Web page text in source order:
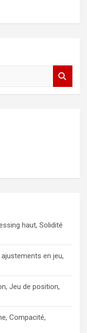
haut, Solidité
en jeu,
Jeu de position,
Compacité,